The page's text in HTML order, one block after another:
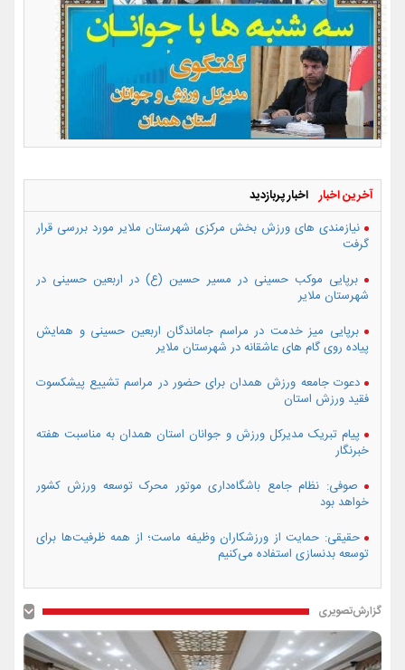
آخرین اخبار اخبار پربازدید
نیازمندی های ورزش بخش مرکزی شهرستان ملایر مورد بررسی قرار
گرفت
برپایی موکب حسینی در مسیر حسین (ع) در اربعین حسینی در
شهرستان ملایر
برپایی میز خدمت در مراسم جاماندگان اربعین حسینی و همایش
پیاده روی گام های عاشقانه در شهرستان ملایر
دعوت جامعه ورزش همدان برای حضور در مراسم تشییع پیشکسوت
فقید ورزش استان
پیام تبریک مدیرکل ورزش و جوانان استان همدان به مناسبت هفته
خبرنگار
صوفی: نظام جامع باشگاه‌داری موتور محرک توسعه ورزش کشور
خواهد بود
حقیقی: حمایت از ورزشکاران وظیفه ماست؛ از همه ظرفیت‌ها برای
توسعه بدنسازی استفاده می‌کنیم
گزارش‌تصویری